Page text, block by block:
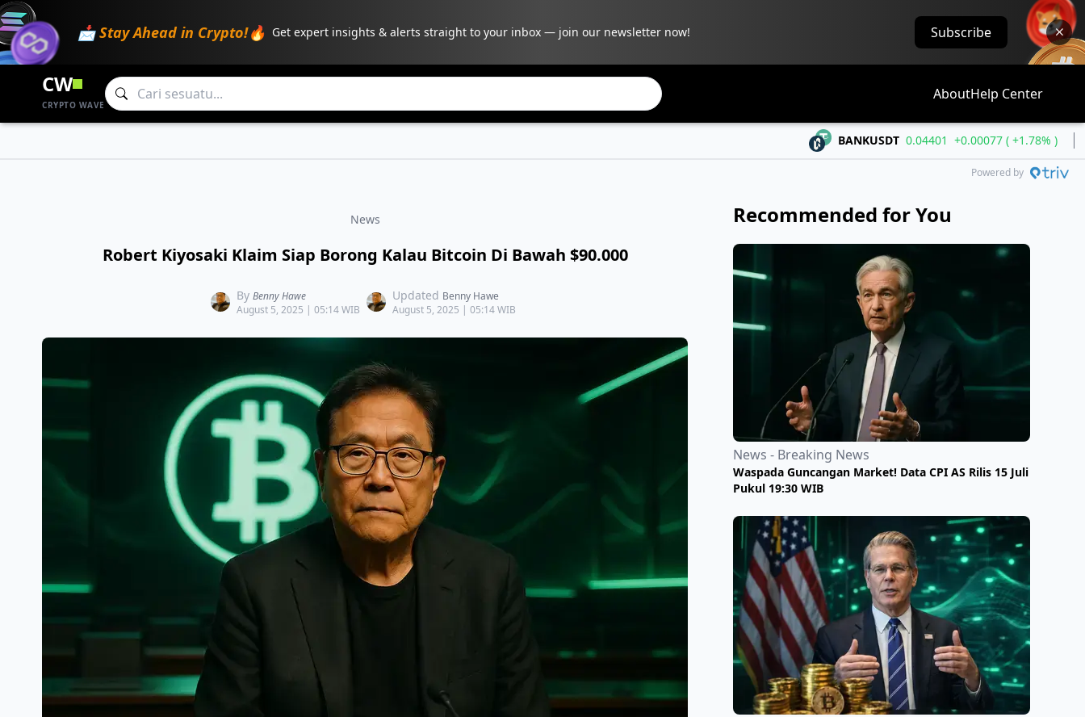
📩 Stay Ahead in Crypto!🔥 Get expert insights & alerts straight to your inbox — join our newsletter now! Subscribe
CW
CRYPTO WAVE
AboutHelp Center
BANKUSDT 0.04401 +0.00077 ( +1.78% )
Powered by
News
Robert Kiyosaki Klaim Siap Borong Kalau Bitcoin Di Bawah $90.000
By Benny Hawe
August 5, 2025 | 05:14 WIB
Updated Benny Hawe
August 5, 2025 | 05:14 WIB
Recommended for You
News - Breaking News
Waspada Guncangan Market! Data CPI AS Rilis 15 Juli
Pukul 19:30 WIB